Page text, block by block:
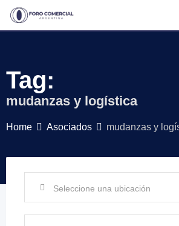
Skip
Tag:
mudanzas y logística
Home Asociados mudanzas y